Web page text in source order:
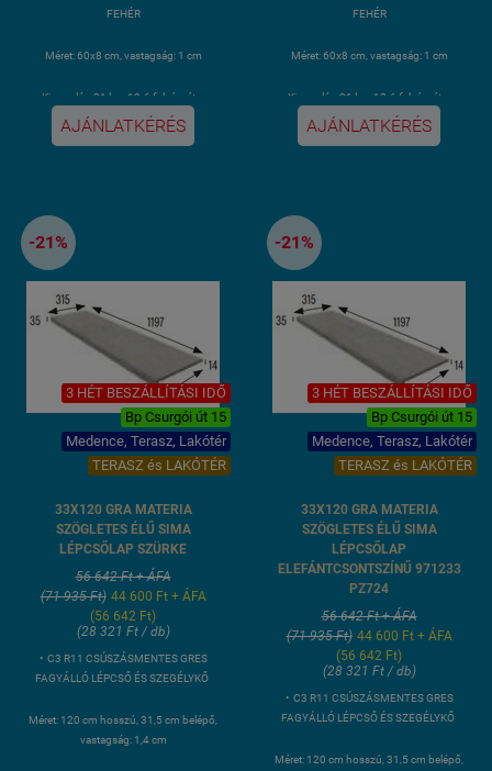
FEHÉR
Méret: 60x8 cm, vastagság: 1 cm
Kiszerelés: 21 lap, 12.6 folyóméter
AJÁNLATKÉRÉS
FEHÉR
Méret: 60x8 cm, vastagság: 1 cm
Kiszerelés: 21 lap, 12.6 folyóméter
AJÁNLATKÉRÉS
-21%
3 HÉT BESZÁLLÍTÁSI IDŐ
Bp Csurgói út 15
Medence, Terasz, Lakótér
TERASZ és LAKÓTÉR
33X120 GRA MATERIA
SZÖGLETES ÉLŰ SIMA
LÉPCSŐLAP SZÜRKE
56 642 Ft + ÁFA
(71 935 Ft) 44 600 Ft + ÁFA
(56 642 Ft)
(28 321 Ft / db)
• C3 R11 CSÚSZÁSMENTES GRES
FAGYÁLLÓ LÉPCSŐ ÉS SZEGÉLYKŐ
Méret: 120 cm hosszú, 31,5 cm belépő,
vastagság: 1,4 cm
-21%
3 HÉT BESZÁLLÍTÁSI IDŐ
Bp Csurgói út 15
Medence, Terasz, Lakótér
TERASZ és LAKÓTÉR
33X120 GRA MATERIA
SZÖGLETES ÉLŰ SIMA
LÉPCSŐLAP
ELEFÁNTCSONTSZÍNŰ 971233
PZ724
56 642 Ft + ÁFA
(71 935 Ft) 44 600 Ft + ÁFA
(56 642 Ft)
(28 321 Ft / db)
• C3 R11 CSÚSZÁSMENTES GRES
FAGYÁLLÓ LÉPCSŐ ÉS SZEGÉLYKŐ
Méret: 120 cm hosszú, 31,5 cm belépő,